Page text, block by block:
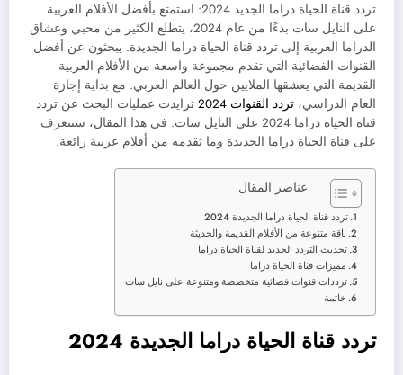
تردد قناة الحياة دراما الجديد 2024: استمتع بأفضل الأفلام العربية
على النايل سات بدءًا من عام 2024، يتطلع الكثير من محبي وعشاق
الدراما العربية إلى تردد قناة الحياة دراما الجديدة. يبحثون عن أفضل
القنوات الفضائية التي تقدم مجموعة واسعة من الأفلام العربية
القديمة التي يعشقها الملايين حول العالم العربي. مع بداية إجازة
العام الدراسي، تردد القنوات 2024
تزايدت عمليات البحث عن تردد
قناة الحياة دراما 2024 على النايل سات. في هذا المقال، سنتعرف
على قناة الحياة دراما الجديدة وما تقدمه من أفلام عربية رائعة.
عناصر المقال
تردد قناة الحياة دراما الجديدة 2024
باقة متنوعة من الأفلام القديمة والحديثة
تحديث التردد الجديد لقناة الحياة دراما
مميزات قناة الحياة دراما
ترددات قنوات فضائية متخصصة ومتنوعة على نايل سات
خاتمة
تردد قناة الحياة دراما الجديدة 2024